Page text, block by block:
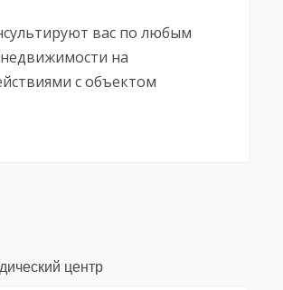
вас по любым
на
с объектом
центр